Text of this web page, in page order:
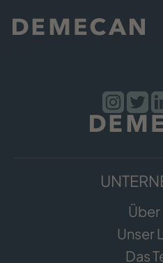
Über
Unser
Das